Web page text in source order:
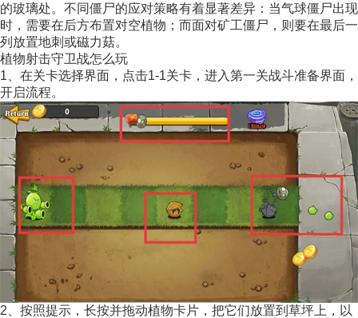
的玻璃处。不同僵尸的应对策略有着显著差异：当气球僵尸出现
时，需要在后方布置对空植物；而面对矿工僵尸，则要在最后一
列放置地刺或磁力菇。
植物射击守卫战怎么玩
1、在关卡选择界面，点击1-1关卡，进入第一关战斗准备界面，
开启流程。
2、按照提示，长按并拖动植物卡片，把它们放置到草坪上，以